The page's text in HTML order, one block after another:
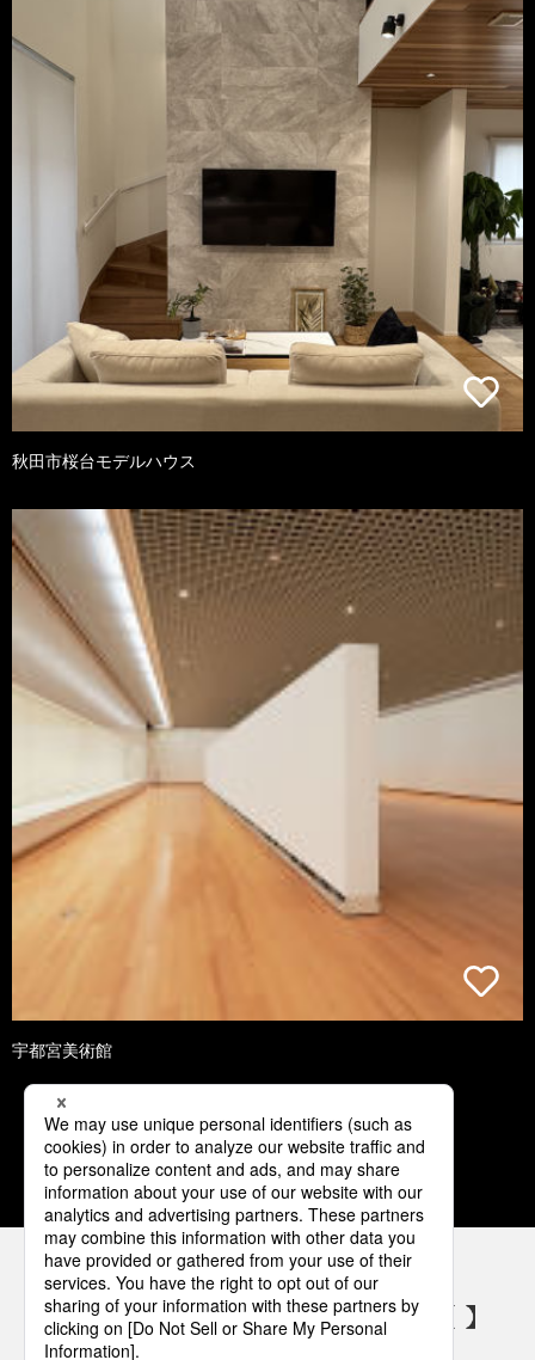
秋田市桜台モデルハウス
宇都宮美術館
1 2 3 4 5
パナソニックの電気設備 SNSアカウント